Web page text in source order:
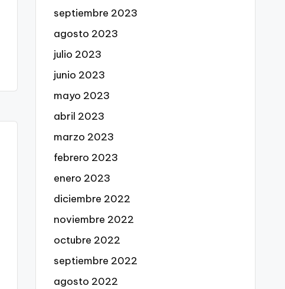
septiembre 2023
agosto 2023
julio 2023
junio 2023
mayo 2023
abril 2023
marzo 2023
febrero 2023
enero 2023
diciembre 2022
noviembre 2022
octubre 2022
septiembre 2022
agosto 2022